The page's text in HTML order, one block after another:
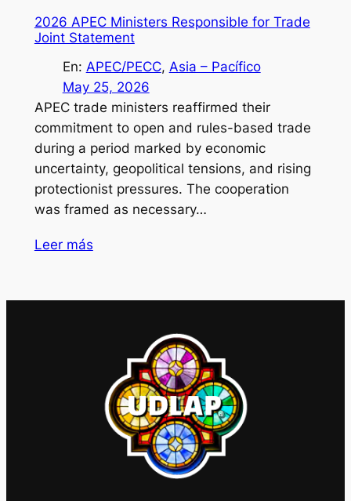
2026 APEC Ministers Responsible for Trade
Joint Statement
En: APEC/PECC, Asia – Pacífico
May 25, 2026
APEC trade ministers reaffirmed their
commitment to open and rules-based trade
during a period marked by economic
uncertainty, geopolitical tensions, and rising
protectionist pressures. The cooperation
was framed as necessary…
Leer más